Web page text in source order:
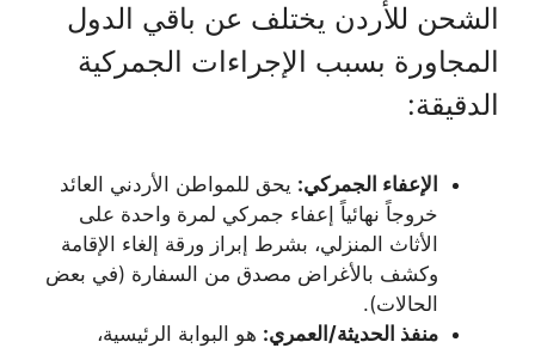
الشحن للأردن يختلف عن باقي الدول
المجاورة بسبب الإجراءات الجمركية
الدقيقة:
الإعفاء الجمركي: يحق للمواطن الأردني العائد
خروجاً نهائياً إعفاء جمركي لمرة واحدة على
الأثاث المنزلي، بشرط إبراز ورقة إلغاء الإقامة
وكشف بالأغراض مصدق من السفارة (في بعض
الحالات).
منفذ الحديثة/العمري: هو البوابة الرئيسية،